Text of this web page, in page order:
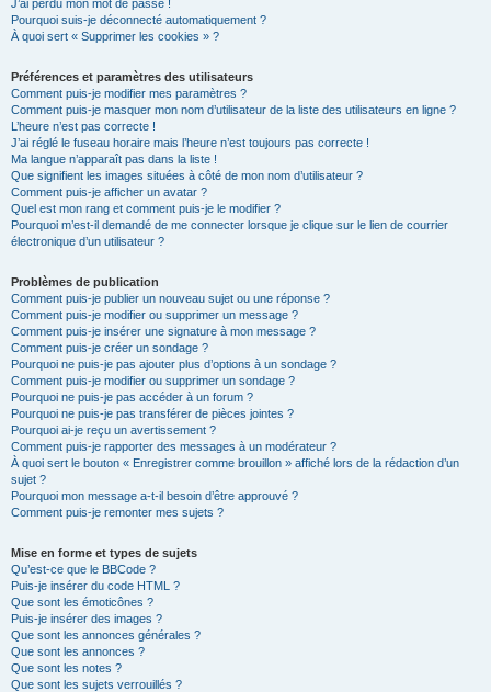
J’ai perdu mon mot de passe !
Pourquoi suis-je déconnecté automatiquement ?
À quoi sert « Supprimer les cookies » ?
Préférences et paramètres des utilisateurs
Comment puis-je modifier mes paramètres ?
Comment puis-je masquer mon nom d’utilisateur de la liste des utilisateurs en ligne ?
L’heure n’est pas correcte !
J’ai réglé le fuseau horaire mais l’heure n’est toujours pas correcte !
Ma langue n’apparaît pas dans la liste !
Que signifient les images situées à côté de mon nom d’utilisateur ?
Comment puis-je afficher un avatar ?
Quel est mon rang et comment puis-je le modifier ?
Pourquoi m’est-il demandé de me connecter lorsque je clique sur le lien de courrier
électronique d’un utilisateur ?
Problèmes de publication
Comment puis-je publier un nouveau sujet ou une réponse ?
Comment puis-je modifier ou supprimer un message ?
Comment puis-je insérer une signature à mon message ?
Comment puis-je créer un sondage ?
Pourquoi ne puis-je pas ajouter plus d’options à un sondage ?
Comment puis-je modifier ou supprimer un sondage ?
Pourquoi ne puis-je pas accéder à un forum ?
Pourquoi ne puis-je pas transférer de pièces jointes ?
Pourquoi ai-je reçu un avertissement ?
Comment puis-je rapporter des messages à un modérateur ?
À quoi sert le bouton « Enregistrer comme brouillon » affiché lors de la rédaction d’un
sujet ?
Pourquoi mon message a-t-il besoin d’être approuvé ?
Comment puis-je remonter mes sujets ?
Mise en forme et types de sujets
Qu’est-ce que le BBCode ?
Puis-je insérer du code HTML ?
Que sont les émoticônes ?
Puis-je insérer des images ?
Que sont les annonces générales ?
Que sont les annonces ?
Que sont les notes ?
Que sont les sujets verrouillés ?